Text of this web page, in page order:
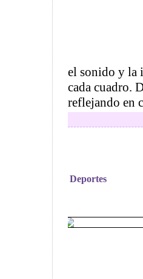
el sonido y la
cada cuadro.
reflejando en
Deportes